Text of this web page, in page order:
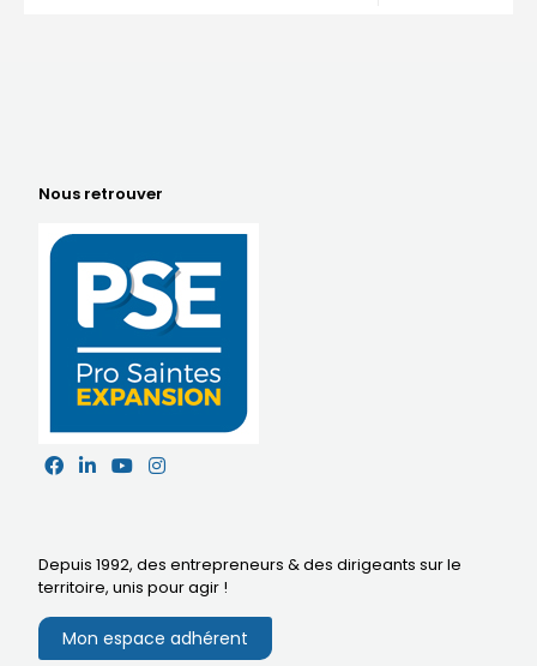
Nous retrouver
Depuis 1992, des entrepreneurs & des dirigeants sur le
territoire, unis pour agir !
Mon espace adhérent